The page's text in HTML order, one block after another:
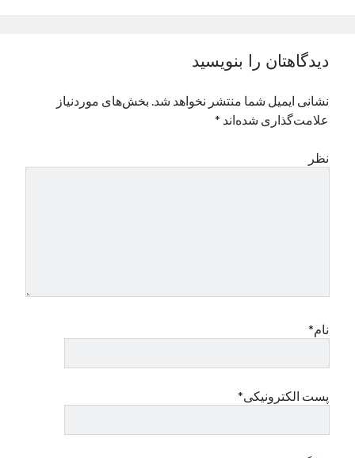
دیدگاهتان را بنویسید
نشانی ایمیل شما منتشر نخواهد شد. بخش‌های موردنیاز
علامت‌گذاری شده‌اند *
نظر
نام*
پست الکترونیکی*